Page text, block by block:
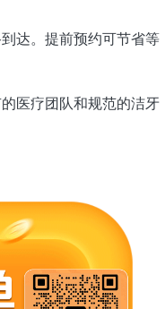
达。提前预约可节省等
医疗团队和规范的洁牙